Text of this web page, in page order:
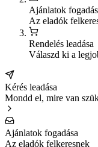
Ajánlatok
Az eladók
Rendelés leadása
Válaszd ki a
Kérés leadása
Mondd el, mire van
Ajánlatok fogadása
Az eladók felkeresnek